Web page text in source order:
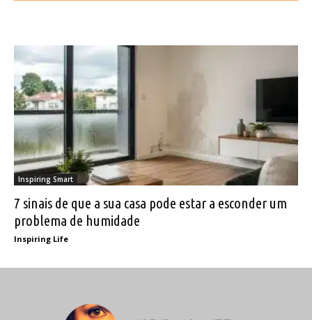
Inspiring Smart
7 sinais de que a sua casa pode estar a esconder um
problema de humidade
Inspiring Life